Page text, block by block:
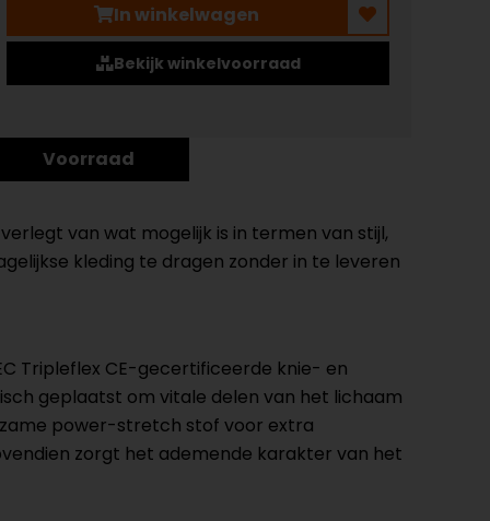
In winkelwagen
Bekijk winkelvoorraad
Voorraad
van wat mogelijk is in termen van stijl,
kleding te dragen zonder in te leveren
Tripleflex CE-gecertificeerde knie- en
geplaatst om vitale delen van het lichaam
power-stretch stof voor extra
zorgt het ademende karakter van het